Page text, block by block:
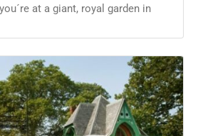
at a giant, royal garden in